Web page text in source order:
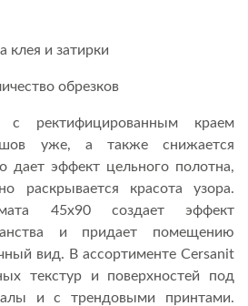
клея и затирки
обрезков
с ректифицированным краем
шов уже, а также снижается
дает эффект цельного полотна,
раскрывается красота узора.
45х90 создает эффект
и придает помещению
вид. В ассортименте Cersanit
текстур и поверхностей под
и с трендовыми принтами.